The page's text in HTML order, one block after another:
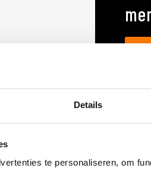
Details
te personaliseren, om